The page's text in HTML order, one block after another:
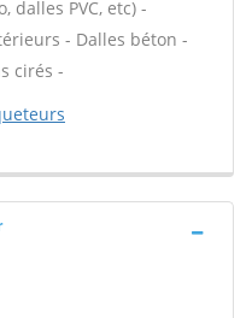
dalles PVC, etc) -
- Dalles béton -
cirés -